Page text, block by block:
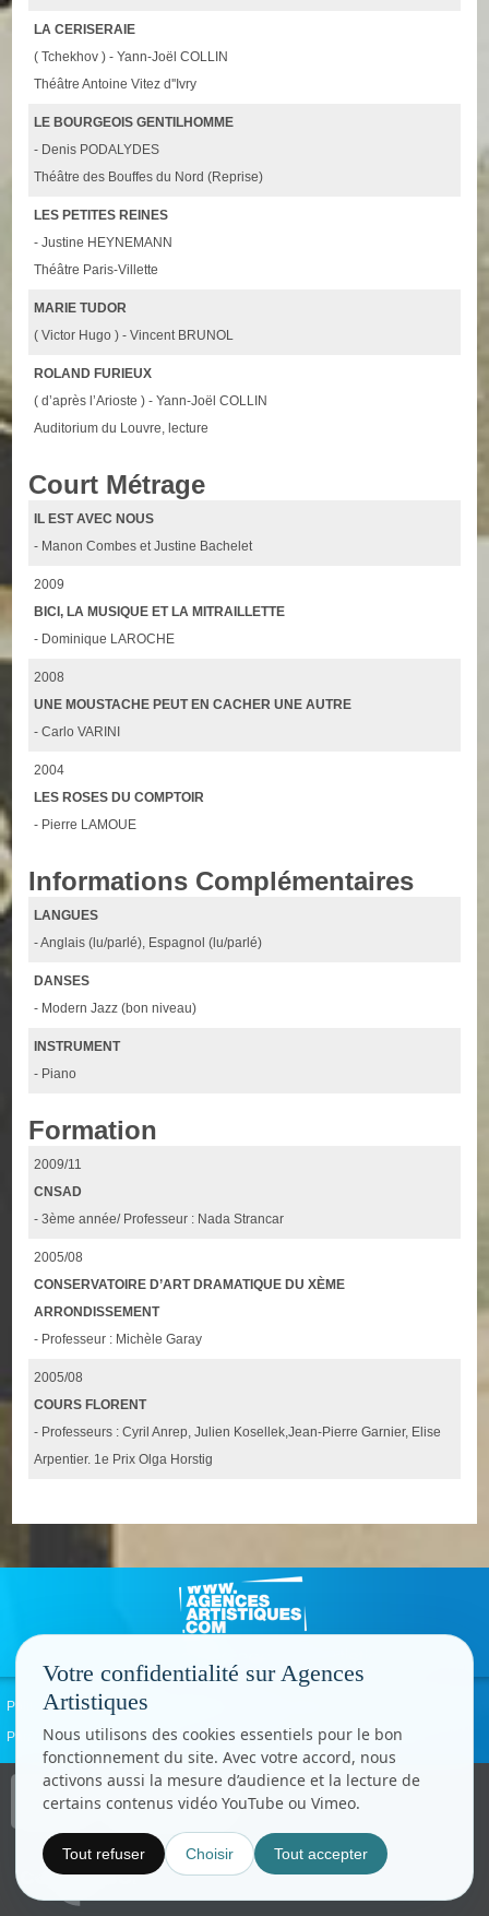
LA CERISERAIE
( Tchekhov ) - Yann-Joël COLLIN
Théâtre Antoine Vitez d''Ivry
LE BOURGEOIS GENTILHOMME
- Denis PODALYDES
Théâtre des Bouffes du Nord (Reprise)
LES PETITES REINES
- Justine HEYNEMANN
Théâtre Paris-Villette
MARIE TUDOR
( Victor Hugo ) - Vincent BRUNOL
ROLAND FURIEUX
( d’après l’Arioste ) - Yann-Joël COLLIN
Auditorium du Louvre, lecture
Court Métrage
IL EST AVEC NOUS
- Manon Combes et Justine Bachelet
2009
BICI, LA MUSIQUE ET LA MITRAILLETTE
- Dominique LAROCHE
2008
UNE MOUSTACHE PEUT EN CACHER UNE AUTRE
- Carlo VARINI
2004
LES ROSES DU COMPTOIR
- Pierre LAMOUE
Informations Complémentaires
LANGUES
- Anglais (lu/parlé), Espagnol (lu/parlé)
DANSES
- Modern Jazz (bon niveau)
INSTRUMENT
- Piano
Formation
2009/11
CNSAD
- 3ème année/ Professeur : Nada Strancar
2005/08
CONSERVATOIRE D’ART DRAMATIQUE DU XÈME
ARRONDISSEMENT
- Professeur : Michèle Garay
2005/08
COURS FLORENT
- Professeurs : Cyril Anrep, Julien Kosellek,Jean-Pierre Garnier, Elise
Arpentier. 1e Prix Olga Horstig
Politique de confidentialité
Paramètres cookies
Copyright © CC.Comunication
Tous droits réservés
Votre confidentialité sur Agences
Artistiques
Nous utilisons des cookies essentiels pour le bon
fonctionnement du site. Avec votre accord, nous
activons aussi la mesure d’audience et la lecture de
certains contenus vidéo YouTube ou Vimeo.
Tout refuser Choisir Tout accepter